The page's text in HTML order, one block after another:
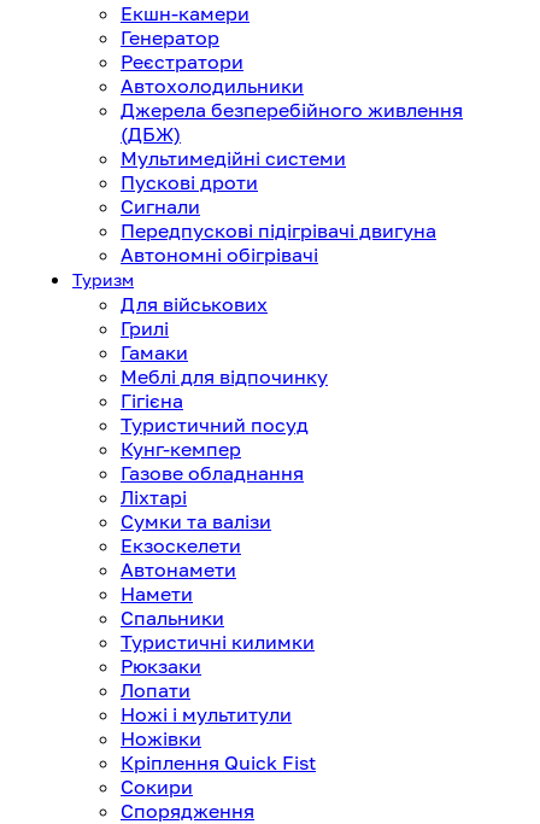
Екшн-камери
Генератор
Реєстратори
Автохолодильники
Джерела безперебійного живлення
(ДБЖ)
Мультимедійні системи
Пускові дроти
Сигнали
Передпускові підігрівачі двигуна
Автономні обігрівачі
Туризм
Для військових
Грилі
Гамаки
Меблі для відпочинку
Гігієна
Туристичний посуд
Кунг-кемпер
Газове обладнання
Ліхтарі
Сумки та валізи
Екзоскелети
Автонамети
Намети
Спальники
Туристичні килимки
Рюкзаки
Лопати
Ножі і мультитули
Ножівки
Кріплення Quick Fist
Сокири
Спорядження